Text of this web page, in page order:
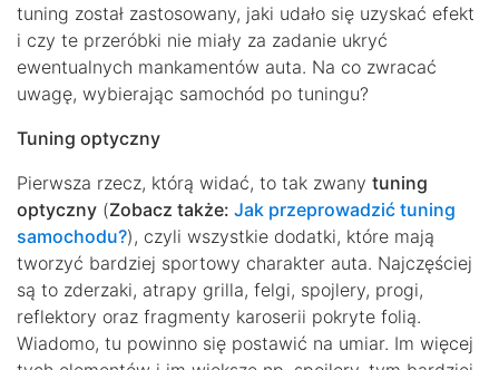
tuning został zastosowany, jaki udało się uzyskać efekt
i czy te przeróbki nie miały za zadanie ukryć
ewentualnych mankamentów auta. Na co zwracać
uwagę, wybierając samochód po tuningu?
Tuning optyczny
Pierwsza rzecz, którą widać, to tak zwany tuning
optyczny (Zobacz także: Jak przeprowadzić tuning
samochodu?), czyli wszystkie dodatki, które mają
tworzyć bardziej sportowy charakter auta. Najczęściej
są to zderzaki, atrapy grilla, felgi, spojlery, progi,
reflektory oraz fragmenty karoserii pokryte folią.
Wiadomo, tu powinno się postawić na umiar. Im więcej